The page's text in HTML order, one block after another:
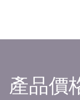
品價